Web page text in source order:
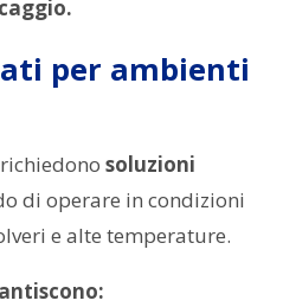
per ambienti
richiedono soluzioni
di operare in condizioni
e alte temperature.